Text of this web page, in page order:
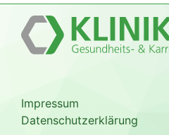
Impressum
Datenschutzerklärung